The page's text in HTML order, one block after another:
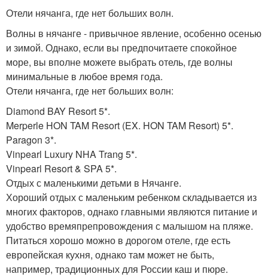
Отели нячанга, где нет больших волн.
Волны в нячанге - привычное явление, особенно осенью
и зимой. Однако, если вы предпочитаете спокойное
море, вы вполне можете выбрать отель, где волны
минимальные в любое время года.
Отели нячанга, где нет больших волн:
Diamond BAY Resort 5*.
Merperle HON TAM Resort (EX. HON TAM Resort) 5*.
Paragon 3*.
Vinpearl Luxury NHA Trang 5*.
Vinpearl Resort & SPA 5*.
Отдых с маленькими детьми в Нячанге.
Хороший отдых с маленьким ребенком складывается из
многих факторов, однако главными являются питание и
удобство времяпрепровождения с малышом на пляже.
Питаться хорошо можно в дорогом отеле, где есть
европейская кухня, однако там может не быть,
например, традиционных для России каш и пюре.